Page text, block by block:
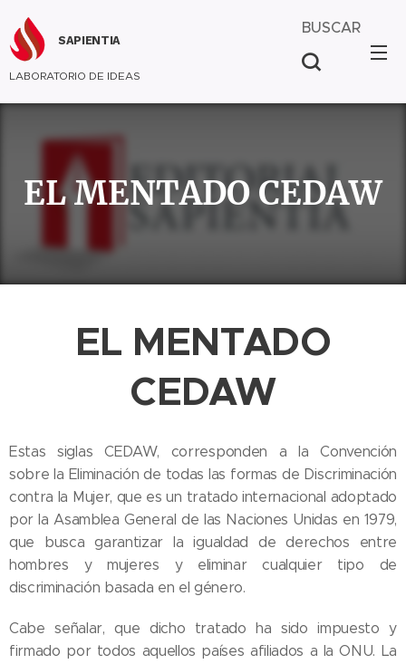
SAPIENTIA
LABORATORIO DE IDEAS
BUSCAR
EL MENTADO CEDAW
EL MENTADO
CEDAW
Estas siglas CEDAW, corresponden a la Convención
sobre la Eliminación de todas las formas de Discriminación
contra la Mujer, que es un tratado internacional adoptado
por la Asamblea General de las Naciones Unidas en 1979,
que busca garantizar la igualdad de derechos entre
hombres y mujeres y eliminar cualquier tipo de
discriminación basada en el género.
Cabe señalar, que dicho tratado ha sido impuesto y
firmado por todos aquellos países afiliados a la ONU. La